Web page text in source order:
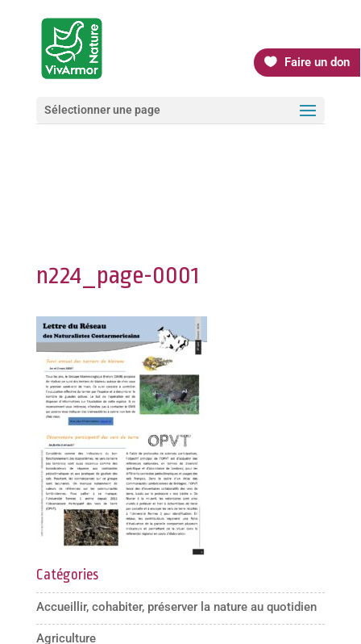
Faire un don
Sélectionner une page
n224_page-0001
Catégories
Accueillir, cohabiter, préserver la nature au quotidien
Agriculture